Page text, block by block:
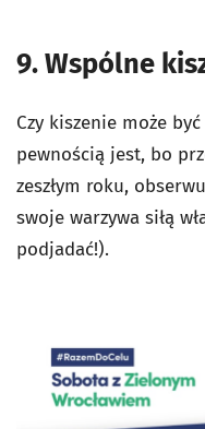
9. Wspólne
Czy kiszenie może
pewnością jest, bo
zeszłym roku,
swoje warzywa siłą
podjadać!).